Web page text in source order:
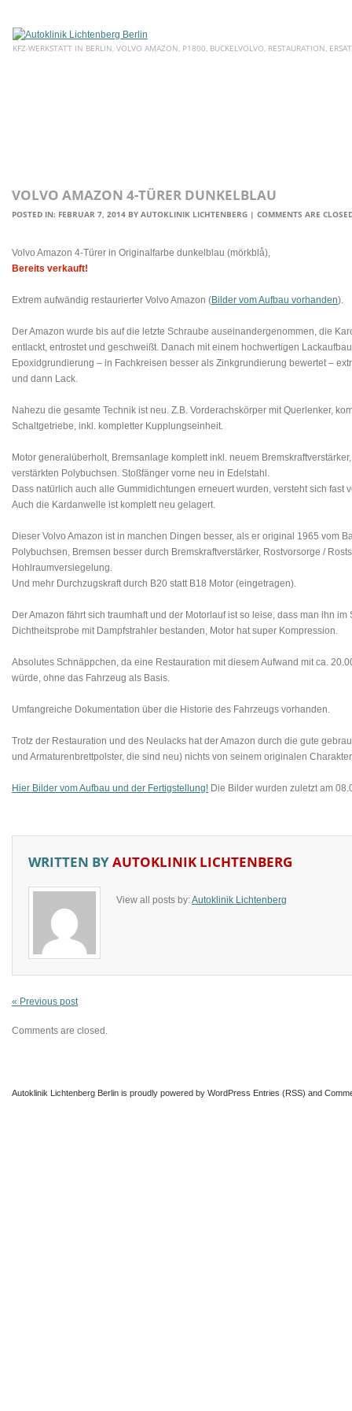
KFZ-WERKSTATT IN BERLIN, VOLVO AMAZON, P1800, BUCKELVOLVO, RESTAURATION,
VOLVO AMAZON 4-TÜRER DUNKELBLAU
POSTED IN: FEBRUAR 7, 2014 BY AUTOKLINIK LICHTENBERG | COMMENTS ARE
Volvo Amazon 4-Türer in Originalfarbe dunkelblau (mörkblå),
Bereits verkauft!
Extrem aufwändig restaurierter Volvo Amazon (Bilder vom Aufbau vorhanden).
Der Amazon wurde bis auf die letzte Schraube auseinandergenommen, die
entlackt, entrostet und geschweißt. Danach mit einem hochwertigen
Epoxidgrundierung – in Fachkreisen besser als Zinkgrundierung bewertet –
und dann Lack.
Nahezu die gesamte Technik ist neu. Z.B. Vorderachskörper mit Querlenker,
Schaltgetriebe, inkl. kompletter Kupplungseinheit.
Motor generalüberholt, Bremsanlage komplett inkl. neuem
verstärkten Polybuchsen. Stoßfänger vorne neu in Edelstahl.
Dass natürlich auch alle Gummidichtungen erneuert wurden, versteht sich fast
Auch die Kardanwelle ist komplett neu gelagert.
Dieser Volvo Amazon ist in manchen Dingen besser, als er original 1965 vom
Polybuchsen, Bremsen besser durch Bremskraftverstärker, Rostvorsorge /
Hohlraumversiegelung.
Und mehr Durchzugskraft durch B20 statt B18 Motor (eingetragen).
Der Amazon fährt sich traumhaft und der Motorlauf ist so leise, dass man ihn im
Dichtheitsprobe mit Dampfstrahler bestanden, Motor hat super Kompression.
Absolutes Schnäppchen, da eine Restauration mit diesem Aufwand mit ca.
würde, ohne das Fahrzeug als Basis.
Umfangreiche Dokumentation über die Historie des Fahrzeugs vorhanden.
Trotz der Restauration und des Neulacks hat der Amazon durch die gute
und Armaturenbrettpolster, die sind neu) nichts von seinem originalen
Hier Bilder vom Aufbau und der Fertigstellung! Die Bilder wurden zuletzt am
WRITTEN BYAUTOKLINIK LICHTENBERG
View all posts by:Autoklinik Lichtenberg
« Previous post
Comments are closed.
Autoklinik Lichtenberg Berlin is proudly powered by WordPress Entries (RSS) and